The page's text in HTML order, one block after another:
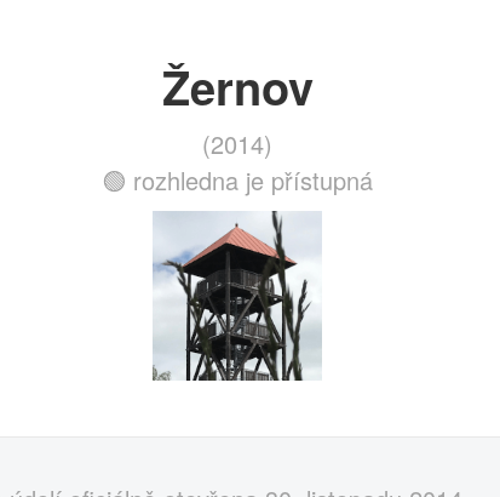
Žernov
(2014)
🟢 rozhledna je přístupná